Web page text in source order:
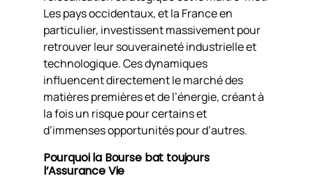
Les pays occidentaux, et la France en
particulier, investissent massivement pour
retrouver leur souveraineté industrielle et
technologique. Ces dynamiques
influencent directement le marché des
matières premières et de l’énergie, créant à
la fois un risque pour certains et
d’immenses opportunités pour d’autres.
Pourquoi la Bourse bat toujours
l’Assurance Vie